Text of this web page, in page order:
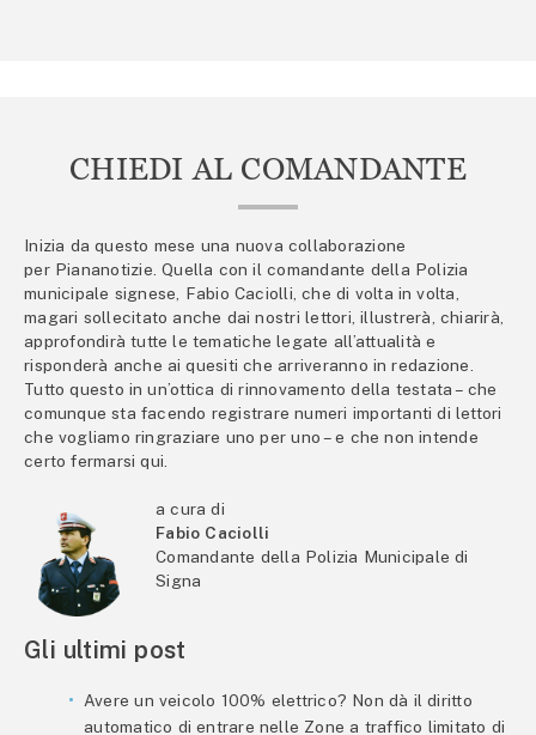
CHIEDI AL COMANDANTE
Inizia da questo mese una nuova collaborazione
per Piananotizie. Quella con il comandante della Polizia
municipale signese, Fabio Caciolli, che di volta in volta,
magari sollecitato anche dai nostri lettori, illustrerà, chiarirà,
approfondirà tutte le tematiche legate all’attualità e
risponderà anche ai quesiti che arriveranno in redazione.
Tutto questo in un’ottica di rinnovamento della testata – che
comunque sta facendo registrare numeri importanti di lettori
che vogliamo ringraziare uno per uno – e che non intende
certo fermarsi qui.
a cura di
Fabio Caciolli
Comandante della Polizia Municipale di
Signa
Gli ultimi post
Avere un veicolo 100% elettrico? Non dà il diritto
automatico di entrare nelle Zone a traffico limitato di